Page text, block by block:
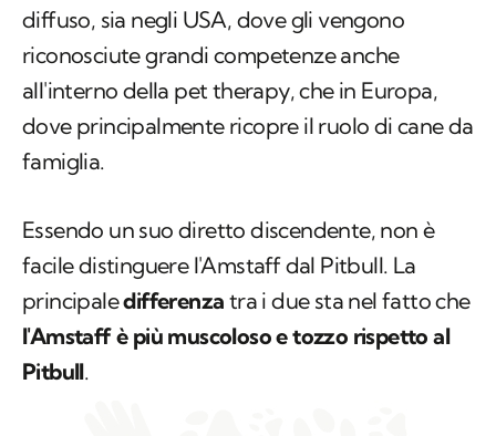
diffuso, sia negli USA, dove gli vengono
riconosciute grandi competenze anche
all'interno della pet therapy, che in Europa,
dove principalmente ricopre il ruolo di cane da
famiglia.
Essendo un suo diretto discendente, non è
facile distinguere l'Amstaff dal Pitbull. La
principaledifferenza tra i due sta nel fatto che
l'Amstaff è più muscoloso e tozzo rispetto al
Pitbull.